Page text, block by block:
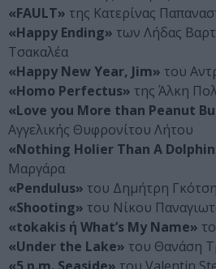
«FAULT» της Kατερίνας
«Happy Ending» των Λήδας
Τσακαλέα
«Happy New Year, Jim» του
«Homo Perfectus» της Άλκη
«Love you More than Peanut
Αγγελικής Θυφρονίτου Λήτου
«Nothing Holier Than A
Μαργάρα
«Pendulus» του Δημήτρη Γκότση
«Shooting» του Νίκου
«tokakis ή What’s My Name»
«Under the Lake» του Θανάση